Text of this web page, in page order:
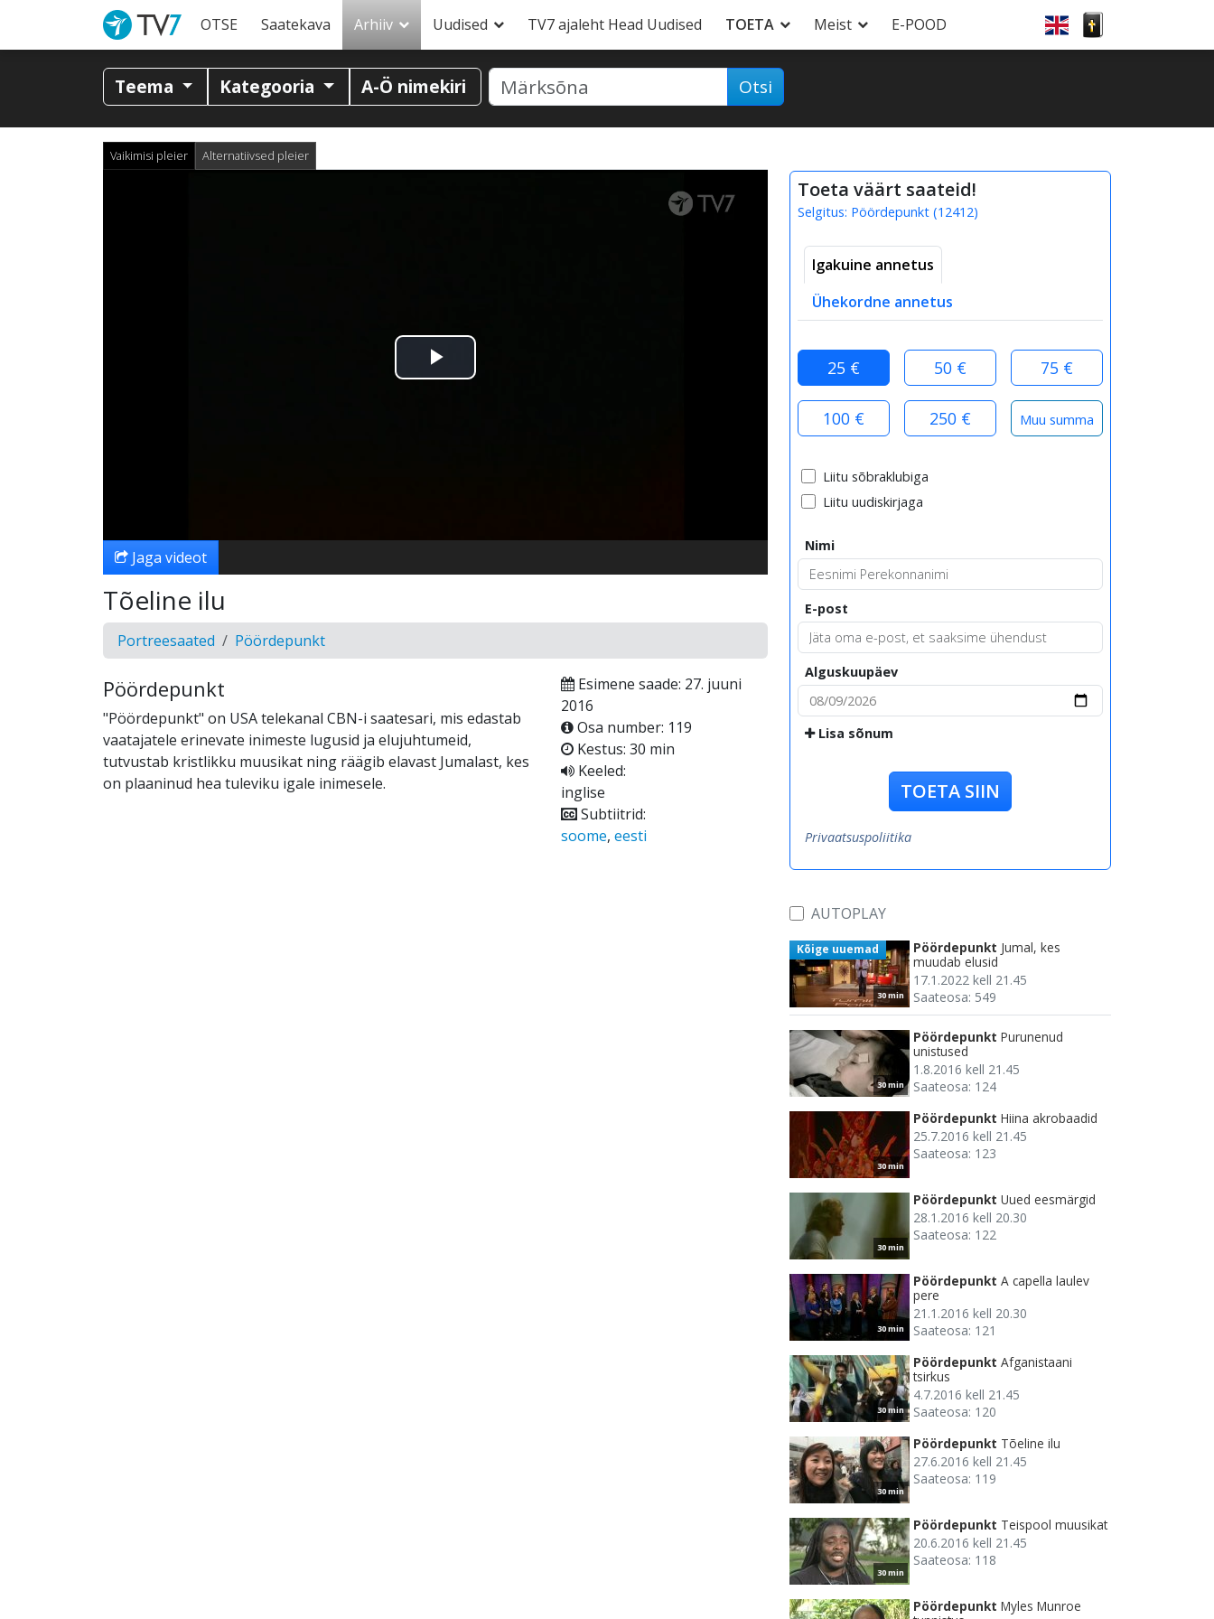
OTSE Saatekava Arhiiv Uudised TV7 ajaleht Head Uudised TOETA Meist E-POOD
Teema Kategooria A-Ö nimekiri Otsi
Vaikimisi pleier Alternatiivsed pleier
Esita
Jaga videot
Tõeline ilu
Portreesaated Pöördepunkt
Pöördepunkt
"Pöördepunkt" on USA telekanal CBN-i saatesari, mis edastab
vaatajatele erinevate inimeste lugusid ja elujuhtumeid,
tutvustab kristlikku muusikat ning räägib elavast Jumalast, kes
on plaaninud hea tuleviku igale inimesele.
Esimene saade: 27. juuni
2016
Osa number: 119
Kestus: 30 min
Keeled:
inglise
Subtiitrid:
soome, eesti
Toeta väärt saateid!
Selgitus: Pöördepunkt (12412)
Igakuine annetus
Ühekordne annetus
25 € 50 € 75 €
100 € 250 €
Liitu sõbraklubiga
Liitu uudiskirjaga
Nimi
E-post
Alguskuupäev
Lisa sõnum
TOETA SIIN
Privaatsuspoliitika
AUTOPLAY
30 min
Kõige uuemad Pöördepunkt Jumal, kes
muudab elusid
17.1.2022 kell 21.45
Saateosa: 549
30 min
Pöördepunkt Purunenud
unistused
1.8.2016 kell 21.45
Saateosa: 124
30 min
Pöördepunkt Hiina akrobaadid
25.7.2016 kell 21.45
Saateosa: 123
30 min
Pöördepunkt Uued eesmärgid
28.1.2016 kell 20.30
Saateosa: 122
30 min
Pöördepunkt A capella laulev
pere
21.1.2016 kell 20.30
Saateosa: 121
30 min
Pöördepunkt Afganistaani
tsirkus
4.7.2016 kell 21.45
Saateosa: 120
30 min
Pöördepunkt Tõeline ilu
27.6.2016 kell 21.45
Saateosa: 119
30 min
Pöördepunkt Teispool muusikat
20.6.2016 kell 21.45
Saateosa: 118
Pöördepunkt Myles Munroe